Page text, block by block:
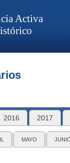
Activa
2016 2017
MAYO